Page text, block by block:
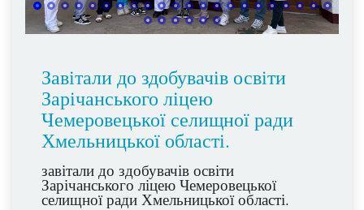
Завітали до здобувачів освіти
Зарічанського ліцею
Чемеровецької селищної ради
Хмельницької області.
завітали до здобувачів освіти
Зарічанського ліцею Чемеровецької
селищної ради Хмельницької області.